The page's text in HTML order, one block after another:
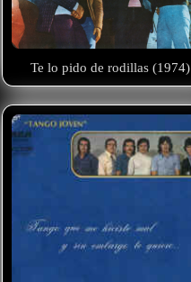
Te lo pido de rodillas (1974)